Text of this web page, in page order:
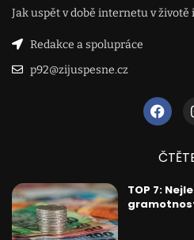
Jak uspět v době internetu v životě
Redakce a spolupráce
p92@zijuspesne.cz
TOP 7: